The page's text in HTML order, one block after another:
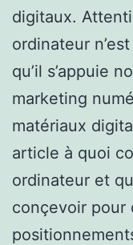
digitaux.
ordinateur
qu’il s’appuie
marketing
matériaux
article à quoi
ordinateur et
conçevoir pour